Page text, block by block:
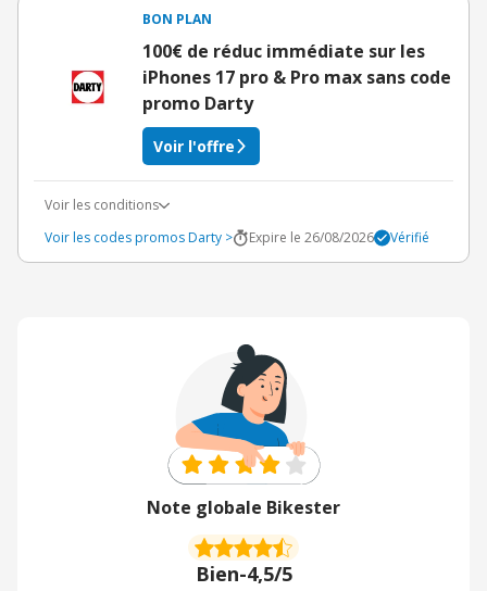
BON PLAN
100€ de réduc immédiate sur les
iPhones 17 pro & Pro max sans code
promo Darty
Voir l'offre
Voir les conditions
Voir les codes promos Darty >
Expire le 26/08/2026 Vérifié
Note globale Bikester
Bien-4,5/5